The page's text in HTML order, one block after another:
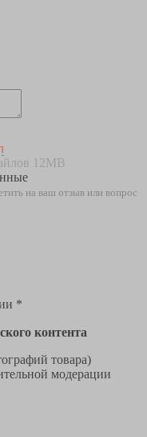
12MB
на ваш отзыв или вопрос
*
контента
товара)
модерации